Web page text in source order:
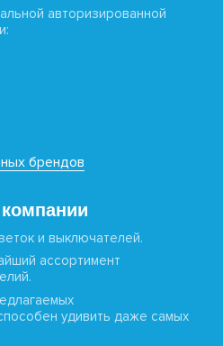
авторизированной
брендов
и выключателей.
ассортимент
удивить даже самых